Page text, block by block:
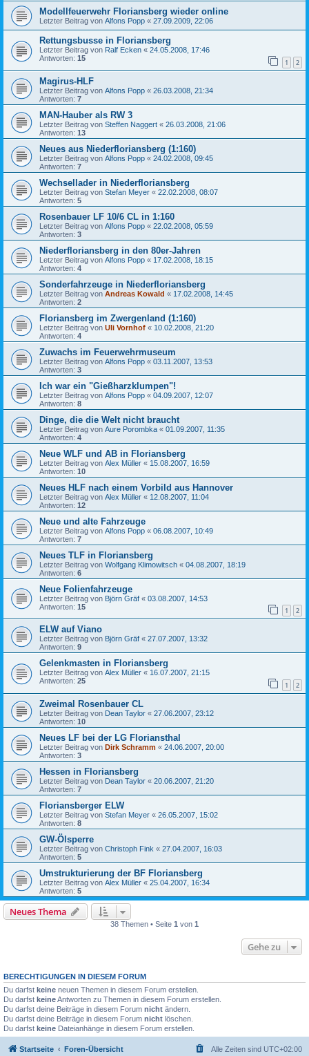
Modellfeuerwehr Floriansberg wieder online
Letzter Beitrag von Alfons Popp « 27.09.2009, 22:06
Rettungsbusse in Floriansberg
Letzter Beitrag von Ralf Ecken « 24.05.2008, 17:46
Antworten: 15 1 2
Magirus-HLF
Letzter Beitrag von Alfons Popp « 26.03.2008, 21:34
Antworten: 7
MAN-Hauber als RW 3
Letzter Beitrag von Steffen Naggert « 26.03.2008, 21:06
Antworten: 13
Neues aus Niederfloriansberg (1:160)
Letzter Beitrag von Alfons Popp « 24.02.2008, 09:45
Antworten: 7
Wechsellader in Niederfloriansberg
Letzter Beitrag von Stefan Meyer « 22.02.2008, 08:07
Antworten: 5
Rosenbauer LF 10/6 CL in 1:160
Letzter Beitrag von Alfons Popp « 22.02.2008, 05:59
Antworten: 3
Niederfloriansberg in den 80er-Jahren
Letzter Beitrag von Alfons Popp « 17.02.2008, 18:15
Antworten: 4
Sonderfahrzeuge in Niederfloriansberg
Letzter Beitrag von Andreas Kowald « 17.02.2008, 14:45
Antworten: 2
Floriansberg im Zwergenland (1:160)
Letzter Beitrag von Uli Vornhof « 10.02.2008, 21:20
Antworten: 4
Zuwachs im Feuerwehrmuseum
Letzter Beitrag von Alfons Popp « 03.11.2007, 13:53
Antworten: 3
Ich war ein "Gießharzklumpen"!
Letzter Beitrag von Alfons Popp « 04.09.2007, 12:07
Antworten: 8
Dinge, die die Welt nicht braucht
Letzter Beitrag von Aure Porombka « 01.09.2007, 11:35
Antworten: 4
Neue WLF und AB in Floriansberg
Letzter Beitrag von Alex Müller « 15.08.2007, 16:59
Antworten: 10
Neues HLF nach einem Vorbild aus Hannover
Letzter Beitrag von Alex Müller « 12.08.2007, 11:04
Antworten: 12
Neue und alte Fahrzeuge
Letzter Beitrag von Alfons Popp « 06.08.2007, 10:49
Antworten: 7
Neues TLF in Floriansberg
Letzter Beitrag von Wolfgang Klimowitsch « 04.08.2007, 18:19
Antworten: 6
Neue Folienfahrzeuge
Letzter Beitrag von Björn Gräf « 03.08.2007, 14:53
Antworten: 15 1 2
ELW auf Viano
Letzter Beitrag von Björn Gräf « 27.07.2007, 13:32
Antworten: 9
Gelenkmasten in Floriansberg
Letzter Beitrag von Alex Müller « 16.07.2007, 21:15
Antworten: 25 1 2
Zweimal Rosenbauer CL
Letzter Beitrag von Dean Taylor « 27.06.2007, 23:12
Antworten: 10
Neues LF bei der LG Floriansthal
Letzter Beitrag von Dirk Schramm « 24.06.2007, 20:00
Antworten: 3
Hessen in Floriansberg
Letzter Beitrag von Dean Taylor « 20.06.2007, 21:20
Antworten: 7
Floriansberger ELW
Letzter Beitrag von Stefan Meyer « 26.05.2007, 15:02
Antworten: 8
GW-Ölsperre
Letzter Beitrag von Christoph Fink « 27.04.2007, 16:03
Antworten: 5
Umstrukturierung der BF Floriansberg
Letzter Beitrag von Alex Müller « 25.04.2007, 16:34
Antworten: 5
Neues Thema
38 Themen • Seite 1 von 1
Gehe zu
BERECHTIGUNGEN IN DIESEM FORUM
Du darfst keine neuen Themen in diesem Forum erstellen.
Du darfst keineAntworten zu Themen in diesem Forum erstellen.
Du darfst deine Beiträge in diesem Forum nicht ändern.
Du darfst deine Beiträge in diesem Forum nicht löschen.
Du darfst keine Dateianhänge in diesem Forum erstellen.
Startseite Foren-Übersicht Alle Zeiten sind UTC+02:00